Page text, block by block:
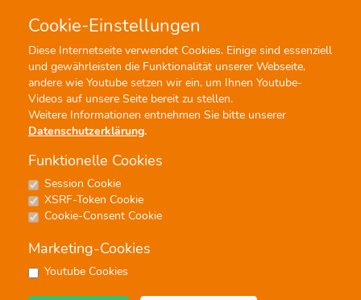
Cookie-Einstellungen
Diese Internetseite verwendet Cookies. Einige sind essenziell
und gewährleisten die Funktionalität unserer Webseite,
andere wie Youtube setzen wir ein, um Ihnen Youtube-
Videos auf unsere Seite bereit zu stellen.
Weitere Informationen entnehmen Sie bitte unserer
Datenschutzerklärung.
Funktionelle Cookies
Session Cookie
XSRF-Token Cookie
Cookie-Consent Cookie
Marketing-Cookies
Youtube Cookies
Menü Profisuche
Noten
MARSCH DER BAUMEISTER